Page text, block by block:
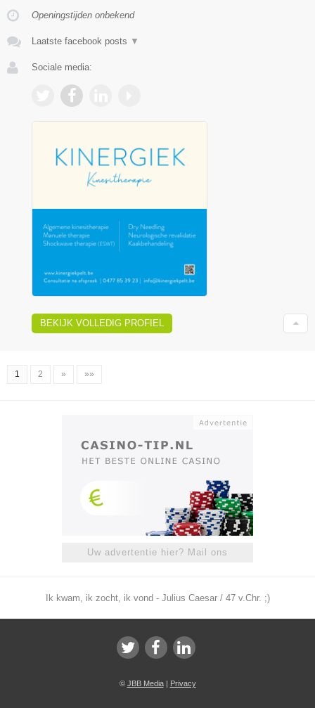
Openingstijden onbekend
Laatste facebook posts ▼
Sociale media:
BEKIJK VOLLEDIG PROFIEL
1 2 » »»
Uw advertentie hier? Mail ons
Ik kwam, ik zocht, ik vond - Julius Caesar / 47 v.Chr. ;)
© JBB Media| Privacy